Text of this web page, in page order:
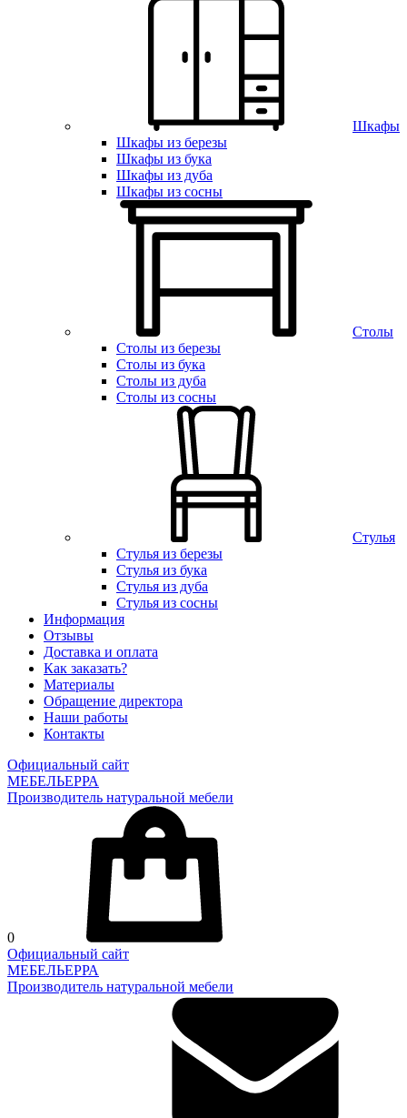
Шкафы
Шкафы из березы
Шкафы из бука
Шкафы из дуба
Шкафы из сосны
Столы
Столы из березы
Столы из бука
Столы из дуба
Столы из сосны
Стулья
Стулья из березы
Стулья из бука
Стулья из дуба
Стулья из сосны
Информация
Отзывы
Доставка и оплата
Как заказать?
Материалы
Обращение директора
Наши работы
Контакты
Официальный сайт
МЕБЕЛЬЕРРА
Производитель натуральной мебели
0
Официальный сайт
МЕБЕЛЬЕРРА
Производитель натуральной мебели